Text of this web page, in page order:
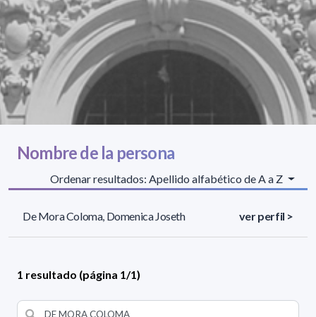
Nombre de la persona
Ordenar resultados: Apellido alfabético de A a Z
De Mora Coloma, Domenica Joseth ver perfil >
1 resultado (página 1/1)